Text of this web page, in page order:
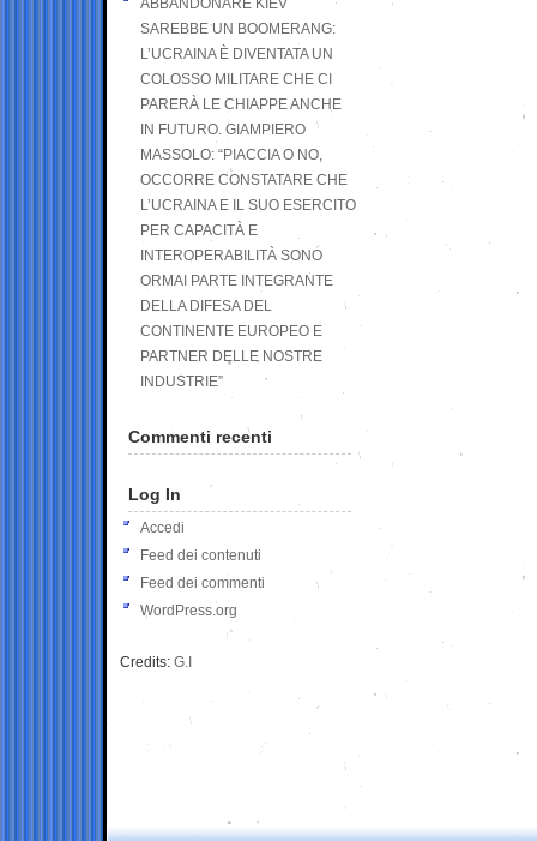
ABBANDONARE KIEV
SAREBBE UN BOOMERANG:
L’UCRAINA È DIVENTATA UN
COLOSSO MILITARE CHE CI
PARERÀ LE CHIAPPE ANCHE
IN FUTURO. GIAMPIERO
MASSOLO: “PIACCIA O NO,
OCCORRE CONSTATARE CHE
L’UCRAINA E IL SUO ESERCITO
PER CAPACITÀ E
INTEROPERABILITÀ SONO
ORMAI PARTE INTEGRANTE
DELLA DIFESA DEL
CONTINENTE EUROPEO E
PARTNER DELLE NOSTRE
INDUSTRIE”
Commenti recenti
Log In
Accedi
Feed dei contenuti
Feed dei commenti
WordPress.org
Credits: G.I